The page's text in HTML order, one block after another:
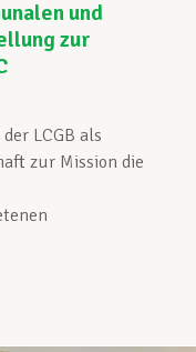
und
zur
LCGB als
zur Mission die